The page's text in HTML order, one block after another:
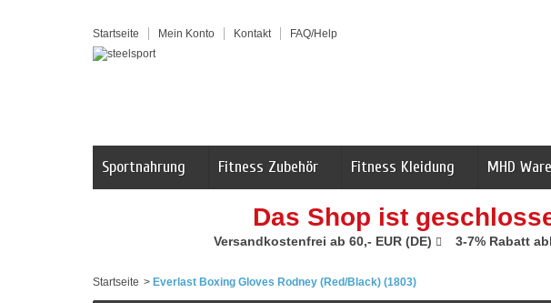
Startseite Mein Konto Kontakt FAQ/Help
Sportnahrung Fitness Zubehör Fitness Kleidung MHD Ware
Das Shop ist
Versandkostenfrei ab 60,- EUR (DE) 3-7% Rabatt
Startseite > Everlast Boxing Gloves Rodney (Red/Black) (1803)